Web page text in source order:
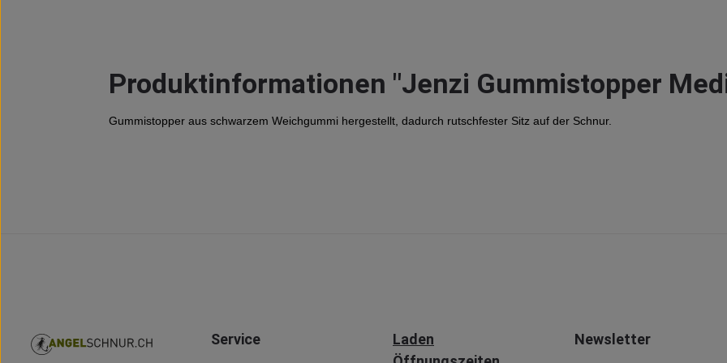
Produktinformationen "Jenzi Gummistopper
Gummistopper aus schwarzem Weichgummi hergestellt, dadurch rutschfester Sitz auf der Schnur.
Service
Laden
Newsletter